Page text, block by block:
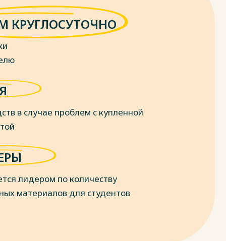
КРУГЛОСУТОЧНО
в случае проблем с купленной
лидером по количеству
материалов для студентов